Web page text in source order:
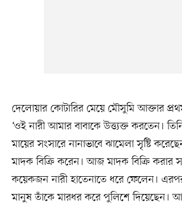
দেলোয়ার কোটারির মেয়ে মৌসুমি আক্তার
‘ওই নারী আমার বাবাকে উত্ত্যক্ত করতেন।
মায়ের সংসারে নানাভাবে ঝামেলা সৃষ্টি
মাদক বিক্রি করেন। আজ মাদক বিক্রি করার
কয়েকজন নারী হাতেনাতে ধরে ফেলেন।
মানুষ তাঁকে মারধর করে পুলিশে দিয়েছেন।